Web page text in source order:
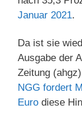
Januar 2021.
Da ist sie
Ausgabe der
Zeitung
NGG fordert
Euro diese